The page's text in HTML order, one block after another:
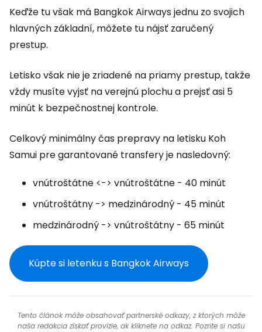
Keďže tu však má Bangkok Airways jednu zo svojich
hlavných základní, môžete tu nájsť zaručený
prestup.
Letisko však nie je zriadené na priamy prestup, takže
vždy musíte vyjsť na verejnú plochu a prejsť asi 5
minút k bezpečnostnej kontrole.
Celkový minimálny čas prepravy na letisku Koh
Samui pre garantované transfery je nasledovný:
vnútroštátne <-> vnútroštátne - 40 minút
vnútroštátny -> medzinárodný - 45 minút
medzinárodný -> vnútroštátny - 65 minút
Kúpte si letenku s Bangkok Airways
Tento článok môže obsahovať partnerské odkazy, z ktorých môže
naša redakcia získať provízie, ak kliknete na odkaz. Pozrite si našu